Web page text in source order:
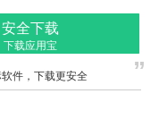
安全下载
下载应用宝
件，下载更安全